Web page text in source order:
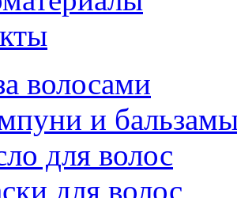
волосами
и
для волос
для волос